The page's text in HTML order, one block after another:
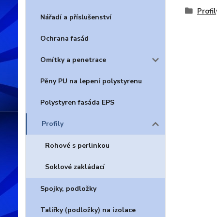
Nářadí a příslušenství
Ochrana fasád
Omítky a penetrace
Pěny PU na lepení polystyrenu
Polystyren fasáda EPS
Profily
Rohové s perlinkou
Soklové zakládací
Spojky, podložky
Talířky (podložky) na izolace